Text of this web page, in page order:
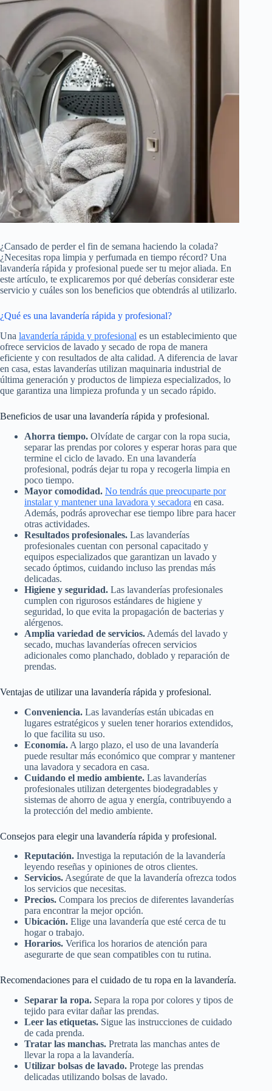
¿Cansado de perder el fin de semana haciendo la colada?
¿Necesitas ropa limpia y perfumada en tiempo récord? Una
lavandería rápida y profesional puede ser tu mejor aliada. En
este artículo, te explicaremos por qué deberías considerar este
servicio y cuáles son los beneficios que obtendrás al utilizarlo.
¿Qué es una lavandería rápida y profesional?
Una lavandería rápida y profesional es un establecimiento que
ofrece servicios de lavado y secado de ropa de manera
eficiente y con resultados de alta calidad. A diferencia de lavar
en casa, estas lavanderías utilizan maquinaria industrial de
última generación y productos de limpieza especializados, lo
que garantiza una limpieza profunda y un secado rápido.
Beneficios de usar una lavandería rápida y profesional.
Ahorra tiempo. Olvídate de cargar con la ropa sucia,
separar las prendas por colores y esperar horas para que
termine el ciclo de lavado. En una lavandería
profesional, podrás dejar tu ropa y recogerla limpia en
poco tiempo.
Mayor comodidad. No tendrás que preocuparte por
instalar y mantener una lavadora y secadora en casa.
Además, podrás aprovechar ese tiempo libre para hacer
otras actividades.
Resultados profesionales. Las lavanderías
profesionales cuentan con personal capacitado y
equipos especializados que garantizan un lavado y
secado óptimos, cuidando incluso las prendas más
delicadas.
Higiene y seguridad. Las lavanderías profesionales
cumplen con rigurosos estándares de higiene y
seguridad, lo que evita la propagación de bacterias y
alérgenos.
Amplia variedad de servicios. Además del lavado y
secado, muchas lavanderías ofrecen servicios
adicionales como planchado, doblado y reparación de
prendas.
Ventajas de utilizar una lavandería rápida y profesional.
Conveniencia. Las lavanderías están ubicadas en
lugares estratégicos y suelen tener horarios extendidos,
lo que facilita su uso.
Economía. A largo plazo, el uso de una lavandería
puede resultar más económico que comprar y mantener
una lavadora y secadora en casa.
Cuidando el medio ambiente. Las lavanderías
profesionales utilizan detergentes biodegradables y
sistemas de ahorro de agua y energía, contribuyendo a
la protección del medio ambiente.
Consejos para elegir una lavandería rápida y profesional.
Reputación. Investiga la reputación de la lavandería
leyendo reseñas y opiniones de otros clientes.
Servicios.Asegúrate de que la lavandería ofrezca todos
los servicios que necesitas.
Precios. Compara los precios de diferentes lavanderías
para encontrar la mejor opción.
Ubicación. Elige una lavandería que esté cerca de tu
hogar o trabajo.
Horarios. Verifica los horarios de atención para
asegurarte de que sean compatibles con tu rutina.
Recomendaciones para el cuidado de tu ropa en la lavandería.
Separar la ropa. Separa la ropa por colores y tipos de
tejido para evitar dañar las prendas.
Leer las etiquetas. Sigue las instrucciones de cuidado
de cada prenda.
Tratar las manchas. Pretrata las manchas antes de
llevar la ropa a la lavandería.
Utilizar bolsas de lavado. Protege las prendas
delicadas utilizando bolsas de lavado.